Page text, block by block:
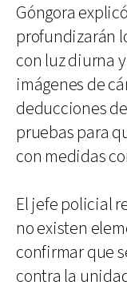
Góngora
profundizarán
con luz diurna
imágenes de
deducciones
pruebas para
con medidas
El jefe policial
no existen
confirmar que
contra la